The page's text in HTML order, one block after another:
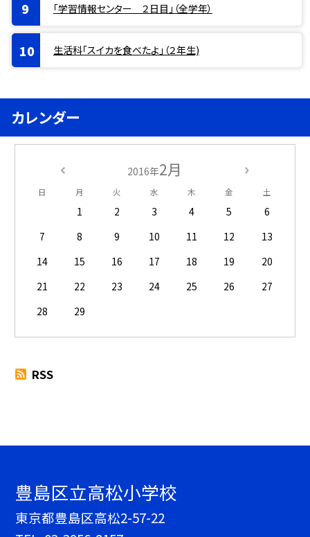
「学習情報センター ２日目」（全学年）
生活科「スイカを食べたよ」（２年生)
カレンダー
2016年2月
日 月 火 水 木 金 土
1 2 3 4 5
6
7
8 9 10 11 12
13
14
15 16 17 18 19
20
21
22 23 24 25 26
27
28
29
RSS
豊島区立高松小学校
東京都豊島区高松2-57-22